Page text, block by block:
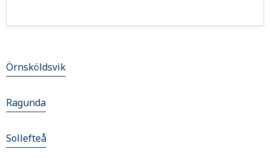
Örnsköldsvik
Ragunda
Sollefteå